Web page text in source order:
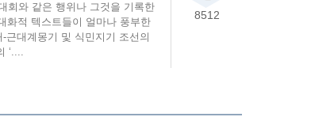
회와 같은 행위나 그것을 기록한
화적 텍스트들이 얼마나 풍부한
근대계몽기 및 식민지기 조선의
‘....
8512